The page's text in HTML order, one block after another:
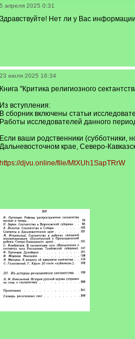
5 апреля 2025 0:31
Здравствуйте! Нет ли у Вас
23 июля 2025 16:34
Книга "Критика религиозного
Из вступления:
В сборник включены статьи
Работы исследователей данного
Если ваши родственники (субботники,
Дальневосточном крае, Северо-
https://djvu.online/file/MtXUh1SapTRrW